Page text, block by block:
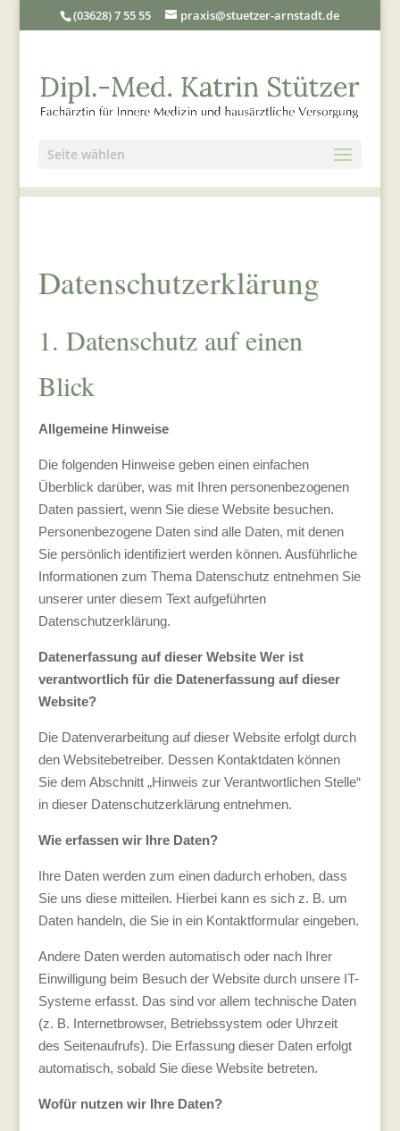
(03628) 7 55 55 praxis@stuetzer-arnstadt.de
Seite wählen
Datenschutz­erklärung
1. Datenschutz auf einen
Blick
Allgemeine Hinweise
Die folgenden Hinweise geben einen einfachen
Überblick darüber, was mit Ihren personenbezogenen
Daten passiert, wenn Sie diese Website besuchen.
Personenbezogene Daten sind alle Daten, mit denen
Sie persönlich identifiziert werden können. Ausführliche
Informationen zum Thema Datenschutz entnehmen Sie
unserer unter diesem Text aufgeführten
Datenschutzerklärung.
Datenerfassung auf dieser Website Wer ist
verantwortlich für die Datenerfassung auf dieser
Website?
Die Datenverarbeitung auf dieser Website erfolgt durch
den Websitebetreiber. Dessen Kontaktdaten können
Sie dem Abschnitt „Hinweis zur Verantwortlichen Stelle“
in dieser Datenschutzerklärung entnehmen.
Wie erfassen wir Ihre Daten?
Ihre Daten werden zum einen dadurch erhoben, dass
Sie uns diese mitteilen. Hierbei kann es sich z. B. um
Daten handeln, die Sie in ein Kontaktformular eingeben.
Andere Daten werden automatisch oder nach Ihrer
Einwilligung beim Besuch der Website durch unsere IT-
Systeme erfasst. Das sind vor allem technische Daten
(z. B. Internetbrowser, Betriebssystem oder Uhrzeit
des Seitenaufrufs). Die Erfassung dieser Daten erfolgt
automatisch, sobald Sie diese Website betreten.
Wofür nutzen wir Ihre Daten?